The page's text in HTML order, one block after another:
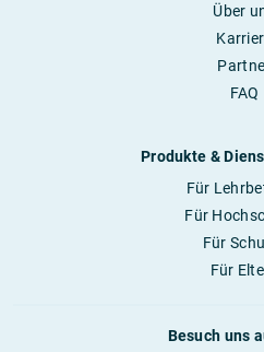
Über
FAQ
Produkte &
Für
Für
Für
Für
Besuch uns